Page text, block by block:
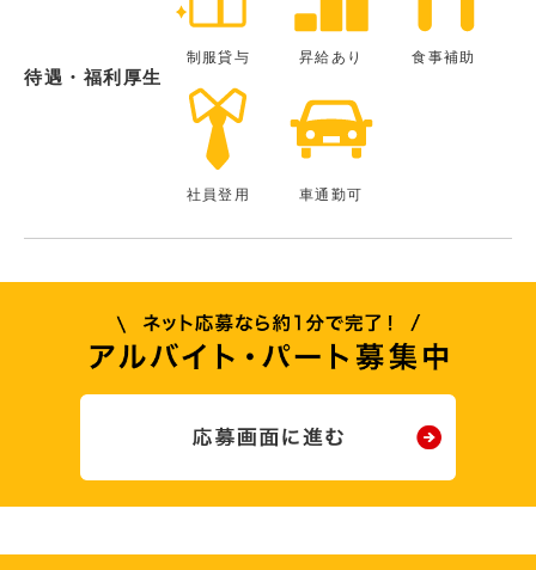
待遇・福利厚生
制服貸与 昇給あり 食事補助
社員登用 車通勤可